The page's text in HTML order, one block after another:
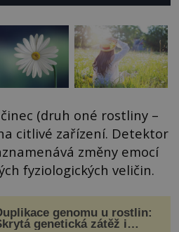
(druh oné rostliny –
citlivé zařízení. Detektor
změny emocí
fyziologických veličin.
genomu u rostlin:
genetická zátěž i